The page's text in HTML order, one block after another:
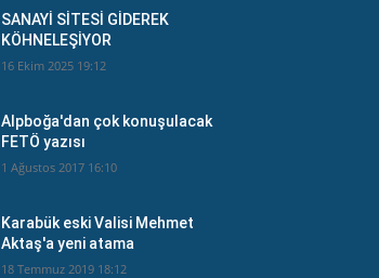
SANAYİ SİTESİ GİDEREK
KÖHNELEŞİYOR
16 Ekim 2025 19:12
Alpboğa'dan çok konuşulacak
FETÖ yazısı
1 Ağustos 2017 16:10
Karabük eski Valisi Mehmet
Aktaş'a yeni atama
18 Temmuz 2019 18:12